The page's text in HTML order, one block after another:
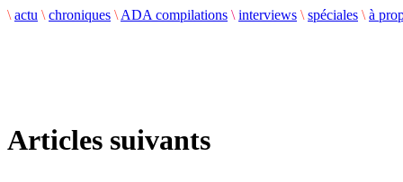
\ actu \ chroniques \ ADA compilations \ interviews \ spéciales \ à
Articles suivants